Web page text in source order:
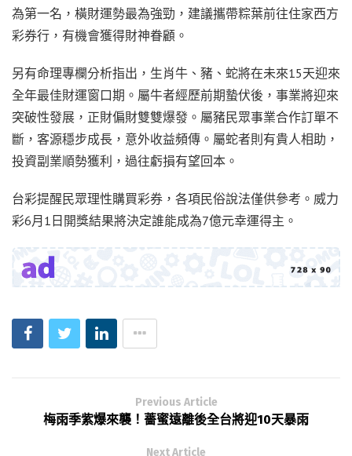
為第一名，橫財運勢最為強勁，建議攜帶粽葉前往住家西方
彩券行，有機會獲得財神眷顧。
另有命理專欄分析指出，生肖牛、豬、蛇將在未來15天迎來
全年最佳財運窗口期。屬牛者經歷前期蟄伏後，事業將迎來
突破性發展，正財偏財雙雙爆發。屬豬民眾事業合作訂單不
斷，客源穩步成長，意外收益頻傳。屬蛇者則有貴人相助，
投資副業順勢獲利，過往虧損有望回本。
台彩提醒民眾理性購買彩券，各項民俗說法僅供參考。威力
彩6月1日開獎結果將決定誰能成為7億元幸運得主。
Previous Article
梅雨季紫爆來襲！薔蜜遠離後全台將迎10天暴雨
Next Article